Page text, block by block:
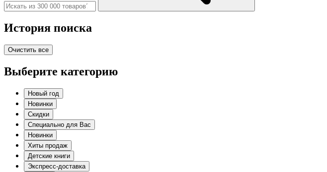
История поиска
Очистить все
Выберите категорию
Новый год
Новинки
Скидки
Специально для Вас
Новинки
Хиты продаж
Детские книги
Экспресс-доставка